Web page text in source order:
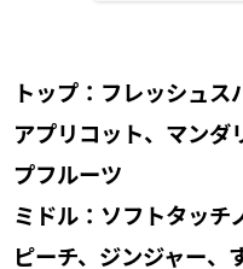
トップ：フレッシュス
アプリコット、マンダ
プフルーツ
ミドル：ソフトタッチ
ピーチ、ジンジャー、